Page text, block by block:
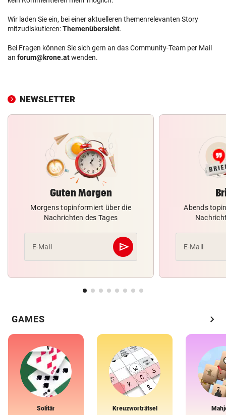
Wir laden Sie ein, bei einer aktuelleren themenrelevanten Story
mitzudiskutieren:Themenübersicht.
Bei Fragen können Sie sich gern an das Community-Team per Mail
an forum@krone.atwenden.
NEWSLETTER
Guten Morgen
Morgens topinformiert über die
Nachrichten des Tages
E-Mail send
Abschicken
Abends
E-Mail
GAMES chevron_right
Solitär Kreuzworträtsel